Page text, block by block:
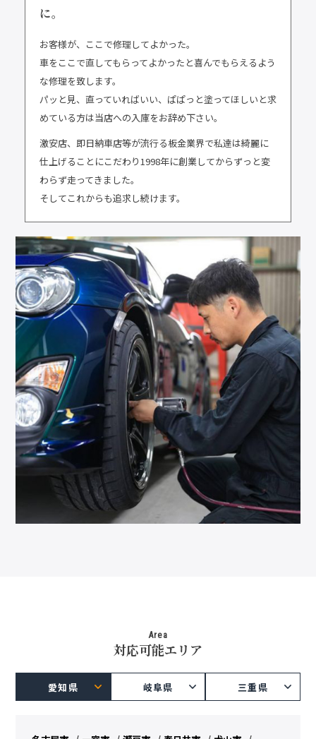
に。
お客様が、ここで修理してよかった。
車をここで直してもらってよかったと喜んでもらえるよう
な修理を致します。
パッと見、直っていればいい、ぱぱっと塗ってほしいと求
めている方は当店への入庫をお辞め下さい。
激安店、即日納車店等が流行る板金業界で私達は綺麗に
仕上げることにこだわり1998年に創業してからずっと変
わらず走ってきました。
そしてこれからも追求し続けます。
Area
対応可能エリア
愛知県 岐阜県 三重県